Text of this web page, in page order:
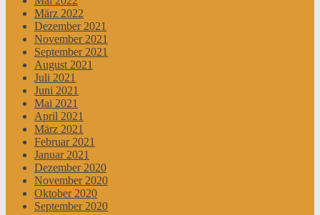
März 2022
Dezember 2021
November 2021
September 2021
August 2021
Juli 2021
Juni 2021
Mai 2021
April 2021
März 2021
Februar 2021
Januar 2021
Dezember 2020
November 2020
Oktober 2020
September 2020